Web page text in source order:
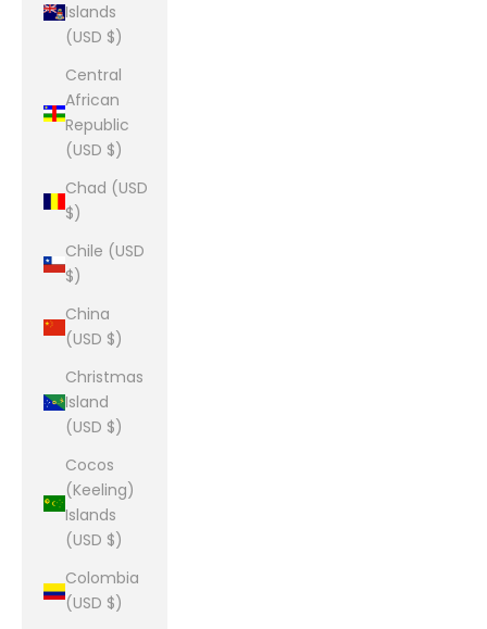
Islands
(USD $)
Central
African
Republic
(USD $)
Chad (USD
$)
Chile (USD
$)
China
(USD $)
Christmas
Island
(USD $)
Cocos
(Keeling)
Islands
(USD $)
Colombia
(USD $)